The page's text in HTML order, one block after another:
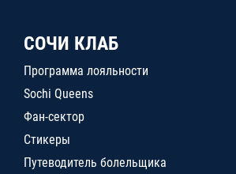
СОЧИ КЛАБ
Программа лояльности
Sochi Queens
Фан-сектор
Стикеры
Путеводитель болельщика